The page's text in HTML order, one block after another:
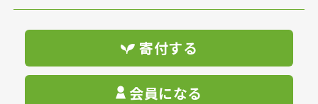
寄付する
会員になる